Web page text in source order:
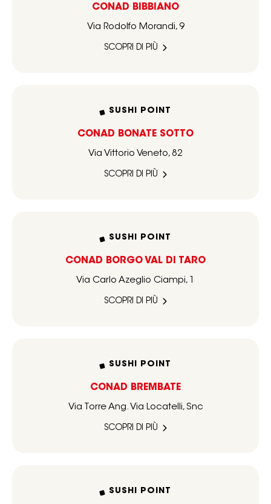
CONAD BIBBIANO
Via Rodolfo Morandi, 9
SCOPRI DI PIÙ
SUSHI POINT
CONAD BONATE SOTTO
Via Vittorio Veneto, 82
SCOPRI DI PIÙ
SUSHI POINT
CONAD BORGO VAL DI TARO
Via Carlo Azeglio Ciampi, 1
SCOPRI DI PIÙ
SUSHI POINT
CONAD BREMBATE
Via Torre Ang. Via Locatelli, Snc
SCOPRI DI PIÙ
SUSHI POINT